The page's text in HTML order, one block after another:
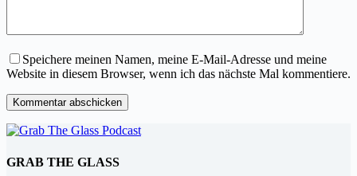
Speichere meinen Namen, meine E-Mail-Adresse und meine
Website in diesem Browser, wenn ich das nächste Mal kommentiere.
Kommentar abschicken
GRAB THE GLASS